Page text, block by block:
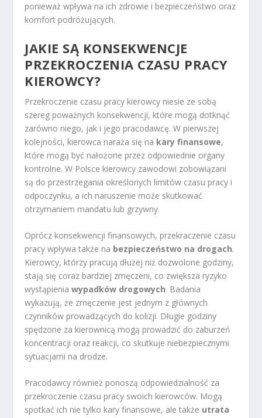
ponieważ wpływa na ich zdrowie i bezpieczeństwo oraz
komfort podróżujących.
JAKIE SĄ KONSEKWENCJE
PRZEKROCZENIA CZASU PRACY
KIEROWCY?
Przekroczenie czasu pracy kierowcy niesie ze sobą
szereg poważnych konsekwencji, które mogą dotknąć
zarówno niego, jak i jego pracodawcę. W pierwszej
kolejności, kierowca naraża się na kary finansowe,
które mogą być nałożone przez odpowiednie organy
kontrolne. W Polsce kierowcy zawodowi zobowiązani
są do przestrzegania określonych limitów czasu pracy i
odpoczynku, a ich naruszenie może skutkować
otrzymaniem mandatu lub grzywny.
Oprócz konsekwencji finansowych, przekraczenie czasu
pracy wpływa także na bezpieczeństwo na drogach.
Kierowcy, którzy pracują dłużej niż dozwolone godziny,
stają się coraz bardziej zmęczeni, co zwiększa ryzyko
wystąpieniawypadków drogowych. Badania
wykazują, że zmęczenie jest jednym z głównych
czynników prowadzących do kolizji. Długie godziny
spędzone za kierownicą mogą prowadzić do zaburzeń
koncentracji oraz reakcji, co skutkuje niebezpiecznymi
sytuacjami na drodze.
Pracodawcy również ponoszą odpowiedzialność za
przekroczenie czasu pracy swoich kierowców. Mogą
spotkać ich nie tylko kary finansowe, ale także utrata